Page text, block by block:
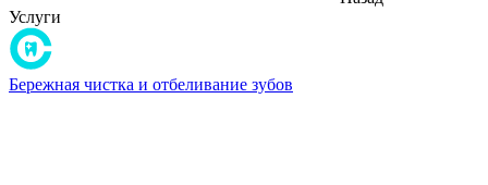
Услуги
Бережная чистка и отбеливание зубов